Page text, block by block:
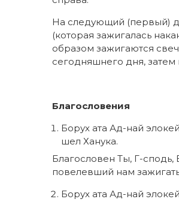
На следующий (первый)
(которая зажигалась
образом зажигаются
сегодняшнего дня, затем
Благословения
Борух ата Ад-най
шел Ханука.
Благословен Ты, Г-
повелевший нам
Борух ата Ад-най